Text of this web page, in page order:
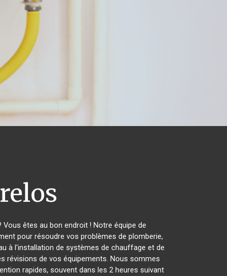
êtes au bon endroit ! Notre équipe de
pour résoudre vos problèmes de plomberie,
à l'installation de systèmes de chauffage et de
révisions de vos équipements. Nous sommes
rapides, souvent dans les 2 heures suivant